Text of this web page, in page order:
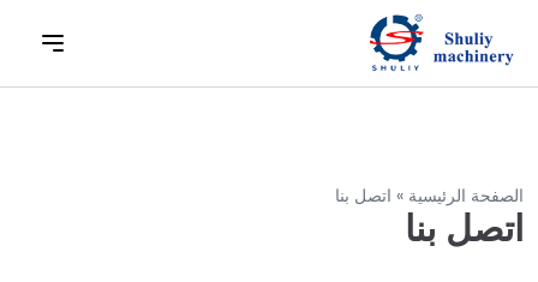
الصفحة الرئيسية » اتصل بنا
اتصل بنا